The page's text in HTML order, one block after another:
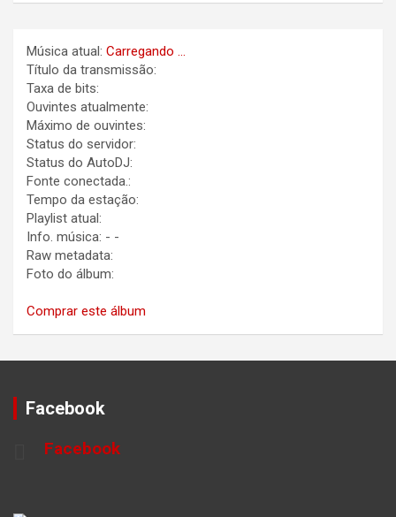
Música atual: Carregando ...
Título da transmissão:
Taxa de bits:
Ouvintes atualmente:
Máximo de ouvintes:
Status do servidor:
Status do AutoDJ:
Fonte conectada.:
Tempo da estação:
Playlist atual:
Info. música: - -
Raw metadata:
Foto do álbum:
Comprar este álbum
Facebook
Facebook